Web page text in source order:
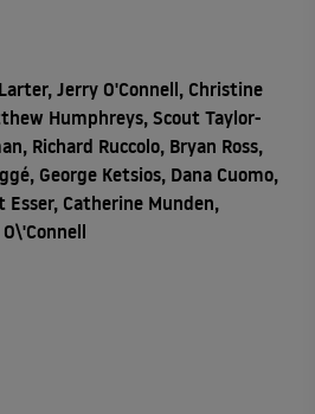
Jerry O'Connell, Christine
Humphreys, Scout Taylor-
Richard Ruccolo, Bryan Ross,
George Ketsios, Dana Cuomo,
Esser, Catherine Munden,